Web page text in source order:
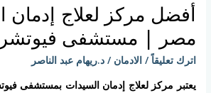
أفضل مركز لعلاج
مصر | مستشفى فيوتشر
اترك تعليقاً /الادمان /د.ريهام عبد الناصر
يعتبر مركز لعلاج إدمان السيدات بمستشفى
لعلاج
السيدات
في
مصر